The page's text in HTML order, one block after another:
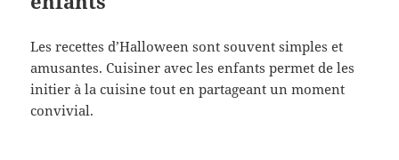
Les recettes d’Halloween sont souvent simples et
amusantes. Cuisiner avec les enfants permet de les
initier à la cuisine tout en partageant un moment
convivial.